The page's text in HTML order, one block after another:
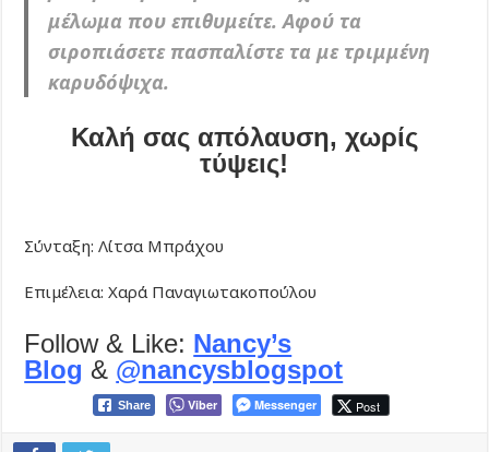
μέλωμα που επιθυμείτε. Αφού τα
σιροπιάσετε πασπαλίστε τα με τριμμένη
καρυδόψιχα.
Καλή σας απόλαυση, χωρίς
τύψεις!
Σύνταξη: Λίτσα Μπράχου
Επιμέλεια: Χαρά Παναγιωτακοπούλου
Follow & Like: Nancy’s
Blog & @nancysblogspot
Share Viber Messenger Post